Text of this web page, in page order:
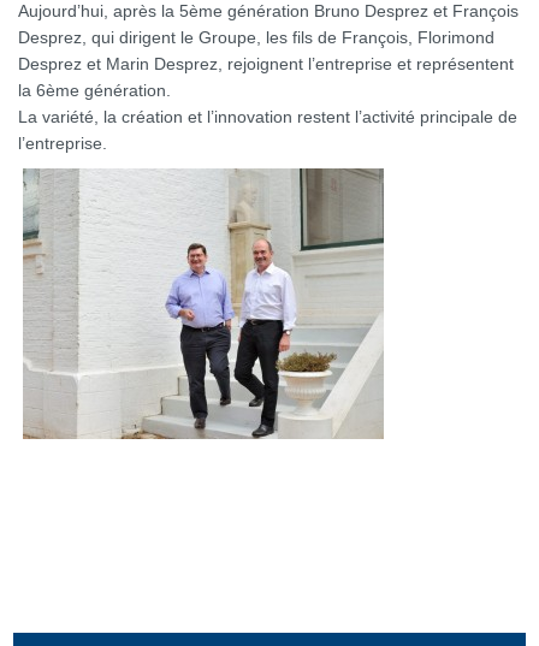
Aujourd’hui, après la 5ème génération Bruno Desprez et François
Desprez, qui dirigent le Groupe, les fils de François, Florimond
Desprez et Marin Desprez, rejoignent l’entreprise et représentent
la 6ème génération.
La variété, la création et l’innovation restent l’activité principale de
l’entreprise.